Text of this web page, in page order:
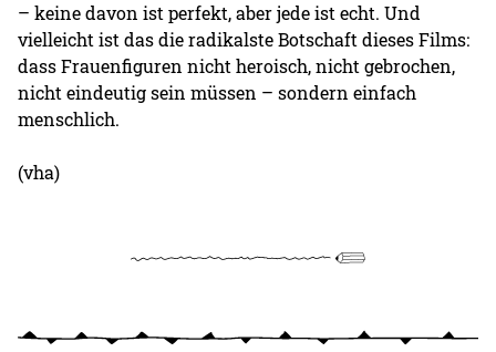
– keine davon ist perfekt, aber jede ist echt. Und
vielleicht ist das die radikalste Botschaft dieses Films:
dass Frauenfiguren nicht heroisch, nicht gebrochen,
nicht eindeutig sein müssen – sondern einfach
menschlich.
(vha)